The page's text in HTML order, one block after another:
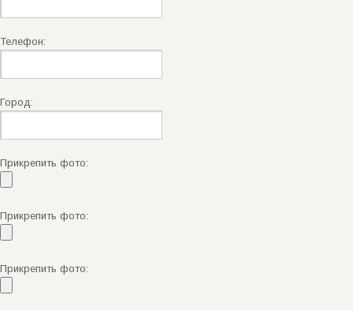
Телефон:
Город:
Прикрепить фото:
Прикрепить фото:
Прикрепить фото: